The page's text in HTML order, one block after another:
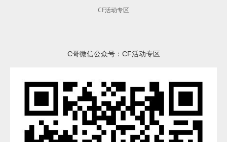
CF活动专区
C哥微信公众号：CF活动专区